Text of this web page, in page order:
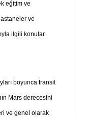
eğitim ve
ve
ilgili konular
boyunca transit
Mars derecesini
ve genel olarak